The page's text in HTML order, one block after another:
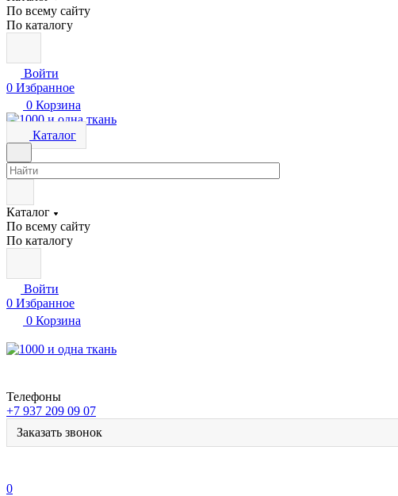
По всему сайту
По каталогу
Войти
0 Избранное
0 Корзина
Каталог
Каталог
По всему сайту
По каталогу
Войти
0 Избранное
0 Корзина
Телефоны
+7 937 209 09 07
Заказать звонок
0